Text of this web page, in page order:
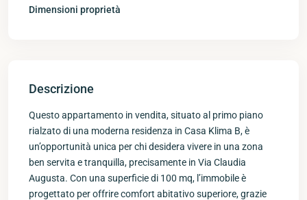
Dimensioni proprietà
Descrizione
Questo appartamento in vendita, situato al primo piano
rialzato di una moderna residenza in Casa Klima B, è
un’opportunità unica per chi desidera vivere in una zona
ben servita e tranquilla, precisamente in Via Claudia
Augusta. Con una superficie di 100 mq, l’immobile è
progettato per offrire comfort abitativo superiore, grazie